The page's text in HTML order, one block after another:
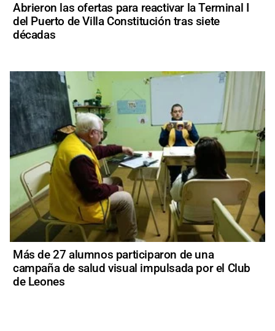
Abrieron las ofertas para reactivar la Terminal I
del Puerto de Villa Constitución tras siete
décadas
Más de 27 alumnos participaron de una
campaña de salud visual impulsada por el Club
de Leones